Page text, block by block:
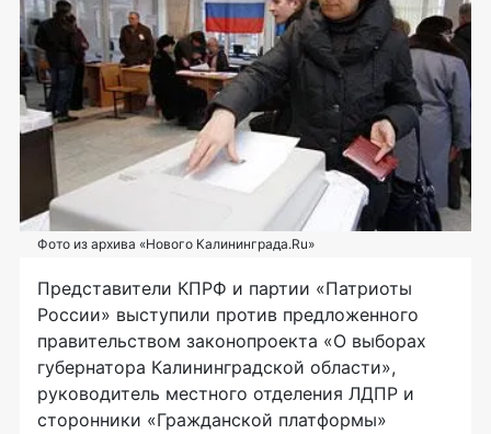
Фото из архива «Нового Калининграда.Ru»
Представители КПРФ и партии «Патриоты
России» выступили против предложенного
правительством законопроекта «О выборах
губернатора Калининградской области»,
руководитель местного отделения ЛДПР и
сторонники «Гражданской платформы»